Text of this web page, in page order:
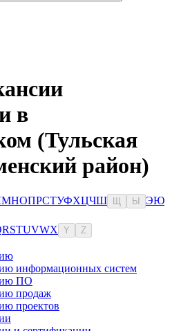
в
(Тульская
район)
МНОПРСТУФХЦЧШ Ы ЭЮ
RSTUVWX Y Z
информационных систем
ПО
продаж
проектов